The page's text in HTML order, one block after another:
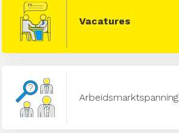
Vacatures
Arbeidsmarktspanning